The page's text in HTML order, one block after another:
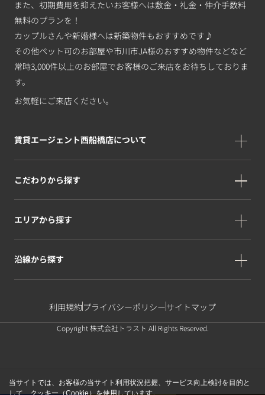
また、初期費用を抑えたいお客様へは敷金・礼金・仲介手数料
無料のプランを！
カップルさんや新婚様へは新築物件もおすすめです♪
その他ペット可のお部屋や市川市JA様のおすすめ物件などなど
常時3,000件以上のお部屋でお客様のご来店をお待ちしておりま
す。
お気軽にご来店ください。
賃貸エージェント西船橋店について
こだわりから探す
エリアから探す
沿線から探す
利用規約プライバシーポリシーサイトマップ
Copyright 株式会社トラスト All Rights Reserved.
当サイトでは、お客様の当サイト利用状況把握、サービス向上検討を目的と
して、クッキー（Cookie）を使用しています。